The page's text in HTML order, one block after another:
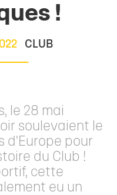
!
CLUB
le 28 mai
soulevaient le
d'Europe pour
du Club !
cette
eu un